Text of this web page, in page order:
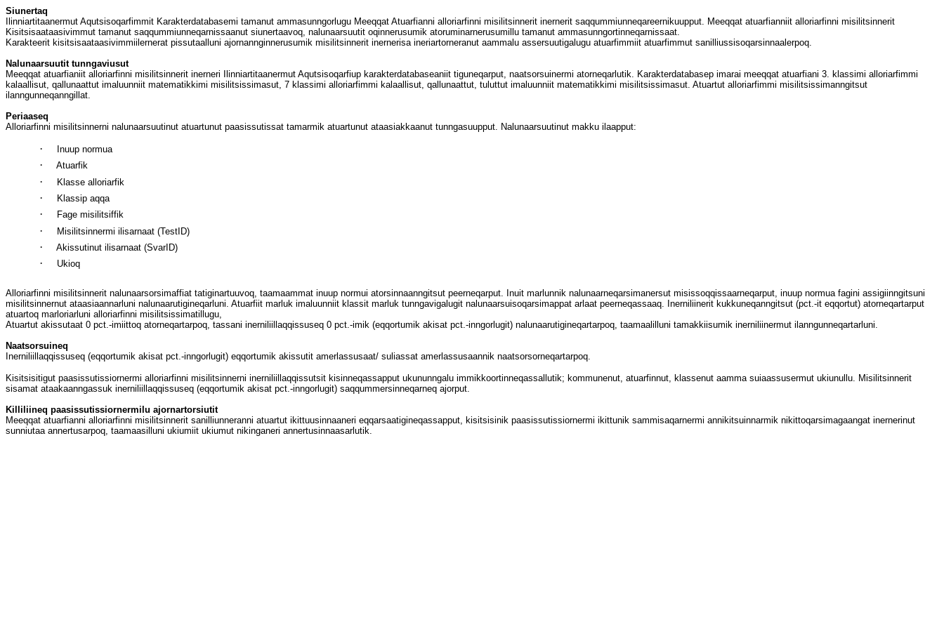
Siunertaq
Ilinniartitaanermut Aqutsisoqarfimmit Karakterdatabasemi tamanut ammasunngorlugu Meeqqat Atuarfianni alloriarfinni misilitsinnerit inernerit saqqummiunneqareernikuupput. Meeqqat atuarfianniit alloriarfinni misilitsinnerit
Kisitsisaataasivimmut tamanut saqqummiunneqarnissaanut siunertaavoq, nalunaarsuutit oqinnerusumik atoruminarnerusumillu tamanut ammasunngortinneqarnissaat.
Karakteerit kisitsisaataasivimmiilernerat pissutaalluni ajornannginnerusumik misilitsinnerit inernerisa ineriartorneranut aammalu assersuutigalugu atuarfimmiit atuarfimmut sanilliussisoqarsinnaalerpoq.
Nalunaarsuutit tunngaviusut
Meeqqat atuarfianiit alloriarfinni misilitsinnerit inerneri Ilinniartitaanermut Aqutsisoqarfiup karakterdatabaseaniit tiguneqarput, naatsorsuinermi atorneqarlutik. Karakterdatabasep imarai meeqqat atuarfiani 3. klassimi alloriarfimmi
kalaallisut, qallunaattut imaluunniit matematikkimi misilitsissimasut, 7 klassimi alloriarfimmi kalaallisut, qallunaattut, tuluttut imaluunniit matematikkimi misilitsissimasut. Atuartut alloriarfimmi misilitsissimanngitsut
ilanngunneqanngillat.
Periaaseq
Alloriarfinni misilitsinnerni nalunaarsuutinut atuartunut paasissutissat tamarmik atuartunut ataasiakkaanut tunngasuupput. Nalunaarsuutinut makku ilaapput:
· Inuup normua
· Atuarfik
· Klasse alloriarfik
· Klassip aqqa
· Fage misilitsiffik
· Misilitsinnermi ilisarnaat (TestID)
· Akissutinut ilisarnaat (SvarID)
· Ukioq
Alloriarfinni misilitsinnerit nalunaarsorsimaffiat tatiginartuuvoq, taamaammat inuup normui atorsinnaanngitsut peerneqarput. Inuit marlunnik nalunaarneqarsimanersut misissoqqissaarneqarput, inuup normua fagini assigiinngitsuni
misilitsinnernut ataasiaannarluni nalunaarutigineqarluni. Atuarfiit marluk imaluunniit klassit marluk tunngavigalugit nalunaarsuisoqarsimappat arlaat peerneqassaaq. Inerniliinerit kukkuneqanngitsut (pct.-it eqqortut) atorneqartarput
atuartoq marloriarluni alloriarfinni misilitsissimatillugu,
Atuartut akissutaat 0 pct.-imiittoq atorneqartarpoq, tassani inerniliillaqqissuseq 0 pct.-imik (eqqortumik akisat pct.-inngorlugit) nalunaarutigineqartarpoq, taamaalilluni tamakkiisumik inerniliinermut ilanngunneqartarluni.
Naatsorsuineq
Inerniliillaqqissuseq (eqqortumik akisat pct.-inngorlugit) eqqortumik akissutit amerlassusaat/ suliassat amerlassusaannik naatsorsorneqartarpoq.
Kisitsisitigut paasissutissiornermi alloriarfinni misilitsinnerni inerniliillaqqissutsit kisinneqassapput ukununngalu immikkoortinneqassallutik; kommunenut, atuarfinnut, klassenut aamma suiaassusermut ukiunullu. Misilitsinnerit
sisamat ataakaanngassuk inerniliillaqqissuseq (eqqortumik akisat pct.-inngorlugit) saqqummersinneqarneq ajorput.
Killiliineq paasissutissiornermilu ajornartorsiutit
Meeqqat atuarfianni alloriarfinni misilitsinnerit sanilliunneranni atuartut ikittuusinnaaneri eqqarsaatigineqassapput, kisitsisinik paasissutissiornermi ikittunik sammisaqarnermi annikitsuinnarmik nikittoqarsimagaangat inernerinut
sunniutaa annertusarpoq, taamaasilluni ukiumiit ukiumut nikinganeri annertusinnaasarlutik